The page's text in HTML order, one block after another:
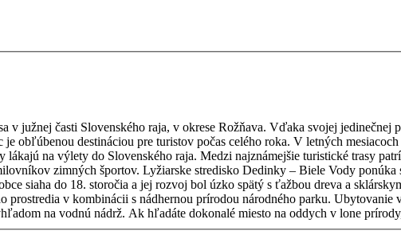
v južnej časti Slovenského raja, v okrese Rožňava. Vďaka svojej
na výlety do Slovenského raja. Medzi najznámejšie turistické trasy patrí
zimných športov. Lyžiarske stredisko Dedinky – Biele Vody
národného parku. Ubytovanie v obci ponúka širokú škálu možností – od útulných penziónov a horských chát až po
rodinné apartmány a hotely s krásnym výhľadom na vodnú nádrž. Ak hľadáte